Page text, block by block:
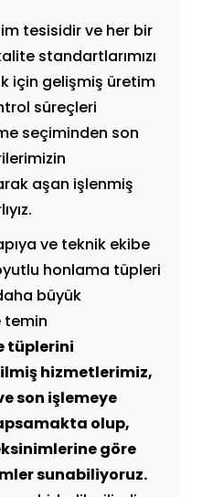
tesisidir ve her bir
standartlarımızı
için gelişmiş üretim
süreçleri
seçiminden son
aşan işlenmiş
ve teknik ekibe
honlama tüpleri
büyük
temin
tüplerini
hizmetlerimiz,
son işlemeye
olup,
göre
sunabiliyoruz.